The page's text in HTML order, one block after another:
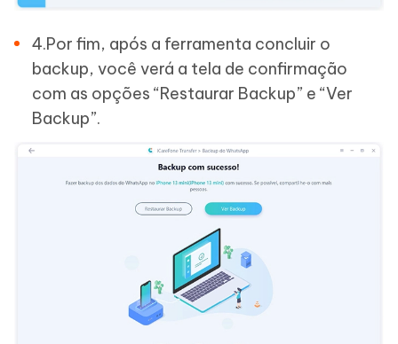
4.Por fim, após a ferramenta concluir o
backup, você verá a tela de confirmação
com as opções “Restaurar Backup” e “Ver
Backup”.